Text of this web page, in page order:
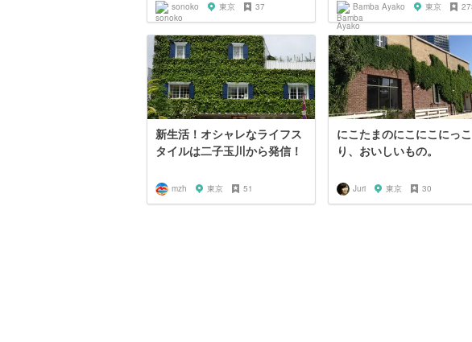
sonoko 東京 37 Bamba Ayako 東京
新生活！オシャレなライフス
タイルは二子玉川から発信！
mzh 東京 51
にこたまのにこにこにっこ
り、おいしいもの。
Juri 東京 30